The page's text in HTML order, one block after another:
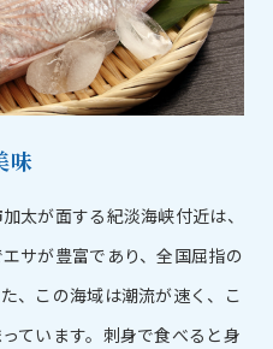
味
太が面する紀淡海峡付近は、
サが豊富であり、全国屈指の
、この海域は潮流が速く、こ
ています。刺身で食べると身